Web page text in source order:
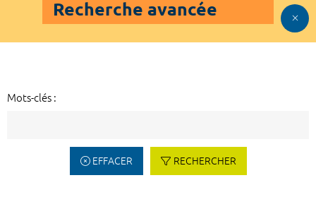
Recherche avancée
Mots-clés :
EFFACER RECHERCHER